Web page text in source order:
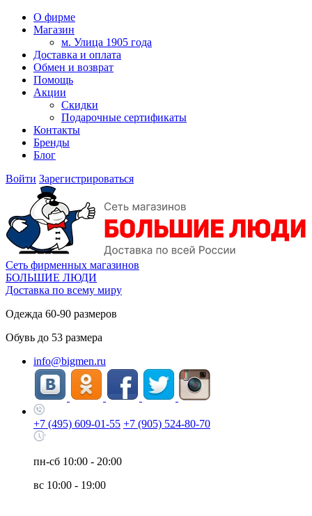
О фирме
Магазин
м. Улица 1905 года
Доставка и оплата
Обмен и возврат
Помощь
Акции
Скидки
Подарочные сертификаты
Контакты
Бренды
Блог
Войти Зарегистрироваться
Сеть фирменных магазинов
БОЛЬШИЕ ЛЮДИ
Доставка по всему миру
Одежда 60-90 размеров
Обувь до 53 размера
info@bigmen.ru
+7 (495) 609-01-55 +7 (905) 524-80-70
пн-сб 10:00 - 20:00
вс 10:00 - 19:00